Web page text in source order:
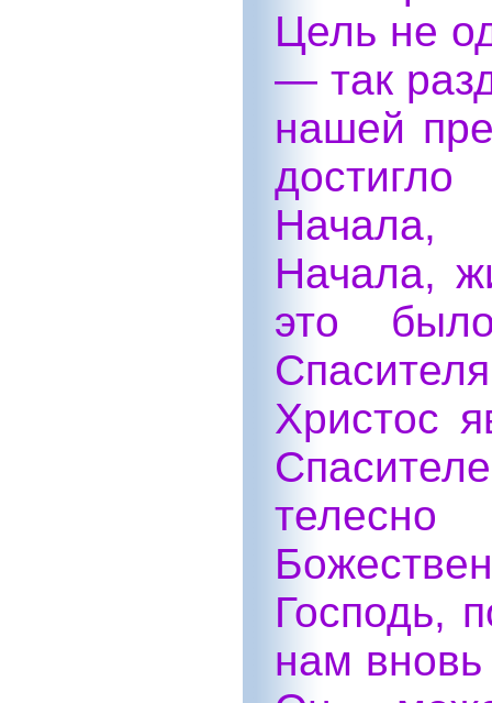
Цель не
— так
нашей
Начала,
Начала,
это
Христос
Господь,
нам